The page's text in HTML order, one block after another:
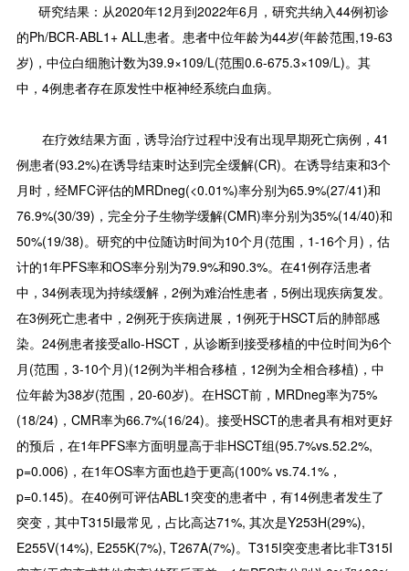
研究结果：从2020年12月到2022年6月，研究共纳入44例初诊
的Ph/BCR-ABL1+ ALL患者。患者中位年龄为44岁(年龄范围,19-63
岁)，中位白细胞计数为39.9×109/L(范围0.6-675.3×109/L)。其
中，4例患者存在原发性中枢神经系统白血病。
在疗效结果方面，诱导治疗过程中没有出现早期死亡病例，41
例患者(93.2%)在诱导结束时达到完全缓解(CR)。在诱导结束和3个
月时，经MFC评估的MRDneg(<0.01%)率分别为65.9%(27/41)和
76.9%(30/39)，完全分子生物学缓解(CMR)率分别为35%(14/40)和
50%(19/38)。研究的中位随访时间为10个月(范围，1-16个月)，估
计的1年PFS率和OS率分别为79.9%和90.3%。在41例存活患者
中，34例表现为持续缓解，2例为难治性患者，5例出现疾病复发。
在3例死亡患者中，2例死于疾病进展，1例死于HSCT后的肺部感
染。24例患者接受allo-HSCT，从诊断到接受移植的中位时间为6个
月(范围，3-10个月)(12例为半相合移植，12例为全相合移植)，中
位年龄为38岁(范围，20-60岁)。在HSCT前，MRDneg率为75%
(18/24)，CMR率为66.7%(16/24)。接受HSCT的患者具有相对更好
的预后，在1年PFS率方面明显高于非HSCT组(95.7%vs.52.2%,
p=0.006)，在1年OS率方面也趋于更高(100% vs.74.1%，
p=0.145)。在40例可评估ABL1突变的患者中，有14例患者发生了
突变，其中T315I最常见，占比高达71%, 其次是Y253H(29%),
E255V(14%), E255K(7%), T267A(7%)。T315I突变患者比非T315I